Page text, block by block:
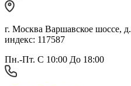
г. Москва Варшавское шоссе,
индекс: 117587
Пн.-Пт. С 10:00 До 18:00